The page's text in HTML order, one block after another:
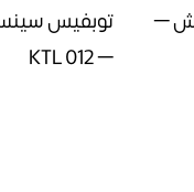
–
توبفيس
– 012 KTL